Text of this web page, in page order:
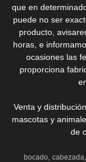
que en
puede no ser
producto,
horas, e
ocasiones las
proporciona
Venta y
mascotas y
de
bocado cabezada